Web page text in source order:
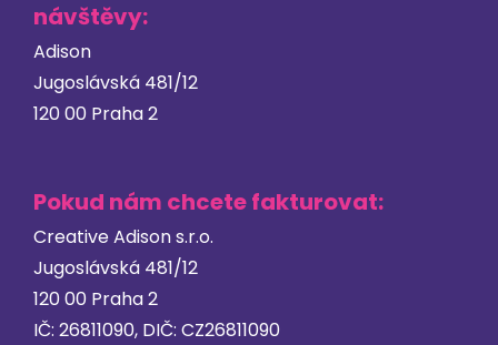
návštěvy:
Adison
Jugoslávská 481/12
120 00 Praha 2
Pokud nám chcete fakturovat:
Creative Adison s.r.o.
Jugoslávská 481/12
120 00 Praha 2
IČ: 26811090, DIČ: CZ26811090